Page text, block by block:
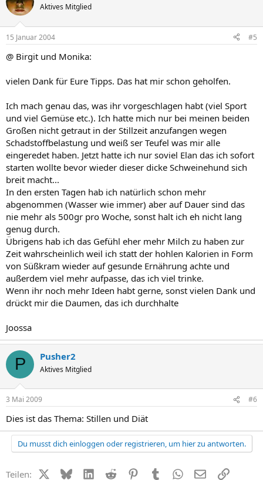
Aktives Mitglied
15 Januar 2004 #5
@ Birgit und Monika:
vielen Dank für Eure Tipps. Das hat mir schon geholfen.
Ich mach genau das, was ihr vorgeschlagen habt (viel Sport
und viel Gemüse etc.). Ich hatte mich nur bei meinen beiden
Großen nicht getraut in der Stillzeit anzufangen wegen
Schadstoffbelastung und weiß ser Teufel was mir alle
eingeredet haben. Jetzt hatte ich nur soviel Elan das ich sofort
starten wollte bevor wieder dieser dicke Schweinehund sich
breit macht...
In den ersten Tagen hab ich natürlich schon mehr
abgenommen (Wasser wie immer) aber auf Dauer sind das
nie mehr als 500gr pro Woche, sonst halt ich eh nicht lang
genug durch.
Übrigens hab ich das Gefühl eher mehr Milch zu haben zur
Zeit wahrscheinlich weil ich statt der hohlen Kalorien in Form
von Süßkram wieder auf gesunde Ernährung achte und
außerdem viel mehr aufpasse, das ich viel trinke.
Wenn ihr noch mehr Ideen habt gerne, sonst vielen Dank und
drückt mir die Daumen, das ich durchhalte
Joossa
P Pusher2
Aktives Mitglied
3 Mai 2009 #6
Dies ist das Thema: Stillen und Diät
Du musst dich einloggen oder registrieren, um hier zu antworten.
Teilen: X (Twitter)
BlueskyLinkedIn
Reddit PinterestTumblr WhatsApp
E-MailLink